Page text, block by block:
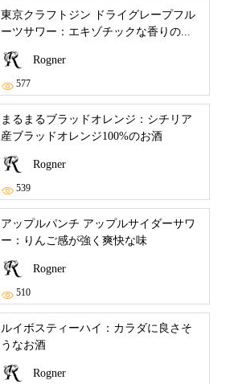
東京クラフトジン ドライグレープフル
ーツサワー：エキゾチックな香りの...
Rogner
577
まるまるブラッドオレンジ：シチリア
産ブラッドオレンジ100%のお酒
Rogner
539
アップルパンチ アップルサイダーサワ
ー：りんご感が強く爽快な味
Rogner
510
ルイボスティーハイ：カラダに良さそ
うなお酒
Rogner